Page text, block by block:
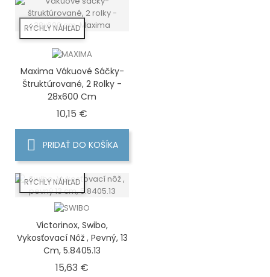
RÝCHLY NÁHĽAD
Maxima Vákuové Sáčky-
Štruktúrované, 2 Rolky -
28x600 Cm
10,15 €
PRIDAŤ DO KOŠÍKA
RÝCHLY NÁHĽAD
Victorinox, Swibo,
Vykosťovací Nôž , Pevný, 13
Cm, 5.8405.13
15,63 €